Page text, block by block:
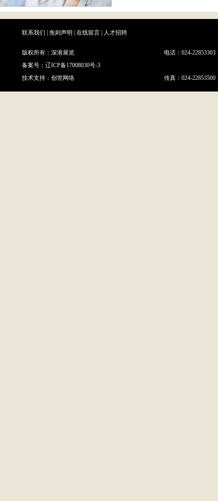
联系我们 免则声明 在线留言 人才招聘
版权所有：深港展览
电话：024-22853303
备案号： 辽ICP备17008030号-3
技术支持： 创世网络 传真：024-22853500